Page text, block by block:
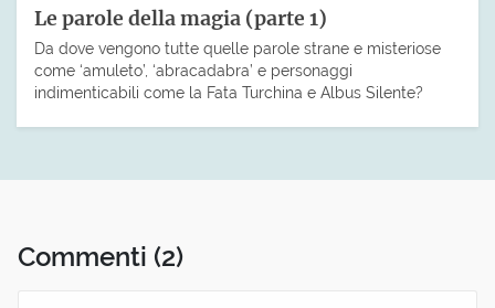
Le parole della magia (parte 1)
Da dove vengono tutte quelle parole strane e misteriose
come ‘amuleto’, ‘abracadabra’ e personaggi
indimenticabili come la Fata Turchina e Albus Silente?
Commenti (2)